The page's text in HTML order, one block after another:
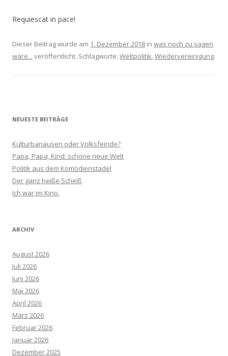
Requiescat in pace!
Dieser Beitrag wurde am 1. Dezember 2018 in was noch zu sagen
wäre... veröffentlicht. Schlagworte: Weltpolitik,Wiedervereinigung.
NEUESTE BEITRÄGE
Kulturbanausen oder Volksfeinde?
Papa, Papa, Kind: schöne neue Welt
Politik aus dem Komödienstadel
Der ganz heiße Scheiß
Ich war im Kino.
ARCHIV
August 2026
Juli 2026
Juni 2026
Mai 2026
April 2026
März 2026
Februar 2026
Januar 2026
Dezember 2025